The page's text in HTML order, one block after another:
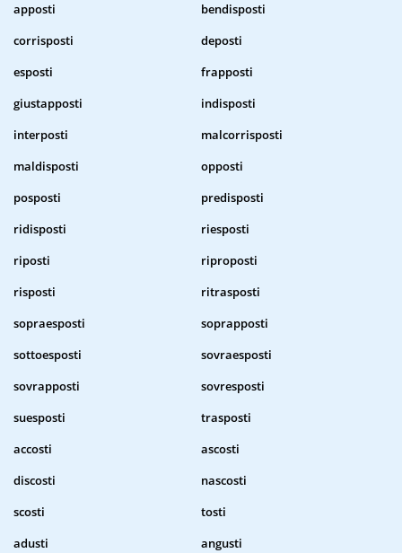
apposti
bendisposti
corrisposti
deposti
esposti
frapposti
giustapposti
indisposti
interposti
malcorrisposti
maldisposti
opposti
posposti
predisposti
ridisposti
riesposti
riposti
riproposti
risposti
ritrasposti
sopraesposti
soprapposti
sottoesposti
sovraesposti
sovrapposti
sovresposti
suesposti
trasposti
accosti
ascosti
discosti
nascosti
scosti
tosti
adusti
angusti